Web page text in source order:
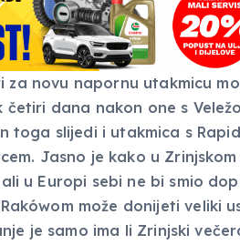
novu napornu utakmicu
dana nakon one s
toga slijedi i utakmica s
Jasno je kako u
u Europi sebi ne bi smio
može donijeti veliki
je samo ima li Zrinjski